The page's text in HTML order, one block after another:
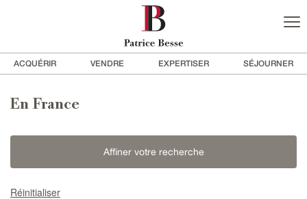
ACQUÉRIR VENDRE EXPERTISER SÉJOURNER
En France
Affiner votre recherche
Réinitialiser